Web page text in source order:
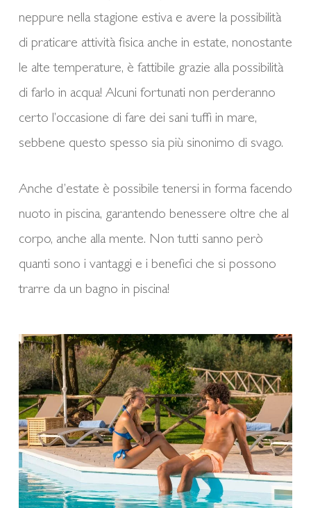
neppure nella stagione estiva e avere la possibilità
di praticare attività fisica anche in estate, nonostante
le alte temperature, è fattibile grazie alla possibilità
di farlo in acqua! Alcuni fortunati non perderanno
certo l’occasione di fare dei sani tuffi in mare,
sebbene questo spesso sia più sinonimo di svago.
Anche d’estate è possibile tenersi in forma facendo
nuoto in piscina, garantendo benessere oltre che al
corpo, anche alla mente. Non tutti sanno però
quanti sono i vantaggi e i benefici che si possono
trarre da un bagno in piscina!